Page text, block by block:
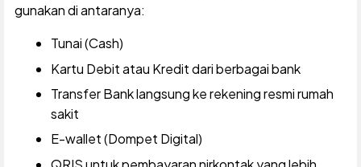
gunakan di antaranya:
Tunai (Cash)
Kartu Debit atau Kredit dari berbagai bank
Transfer Bank langsung ke rekening resmi rumah
sakit
E-wallet (Dompet Digital)